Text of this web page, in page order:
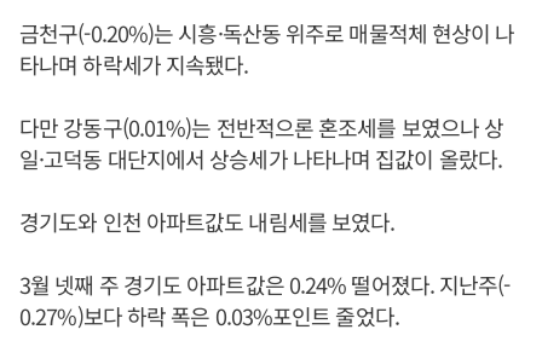
금천구(-0.20%)는 시흥·독산동 위주로 매물적체 현상이 나
타나며 하락세가 지속됐다.
다만 강동구(0.01%)는 전반적으론 혼조세를 보였으나 상
일·고덕동 대단지에서 상승세가 나타나며 집값이 올랐다.
경기도와 인천 아파트값도 내림세를 보였다.
3월 넷째 주 경기도 아파트값은 0.24% 떨어졌다. 지난주(-
0.27%)보다 하락 폭은 0.03%포인트 줄었다.